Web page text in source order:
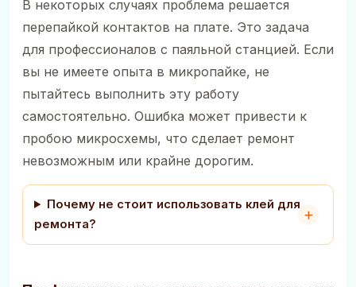
В некоторых случаях проблема решается
перепайкой контактов на плате. Это задача
для профессионалов с паяльной станцией. Если
вы не имеете опыта в микропайке, не
пытайтесь выполнить эту работу
самостоятельно. Ошибка может привести к
пробою микросхемы, что сделает ремонт
невозможным или крайне дорогим.
Почему не стоит использовать клей для
ремонта?